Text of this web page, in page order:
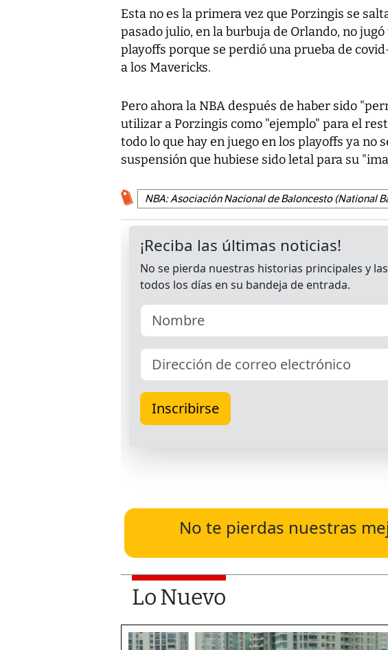
Esta no es la primera vez que Porzingis se
pasado julio, en la burbuja de Orlando, no
playoffs porque se perdió una prueba de
a los Mavericks.
Pero ahora la NBA después de haber sido
utilizar a Porzingis como "ejemplo" para el
todo lo que hay en juego en los playoffs ya no
suspensión que hubiese sido letal para su
NBA: Asociación Nacional de Baloncesto (National
No te pierdas nuestras
Lo Nuevo